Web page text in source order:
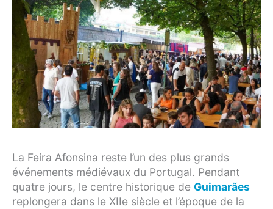
La Feira Afonsina reste l’un des plus grands
événements médiévaux du Portugal. Pendant
quatre jours, le centre historique de Guimarães
replongera dans le XIIe siècle et l’époque de la